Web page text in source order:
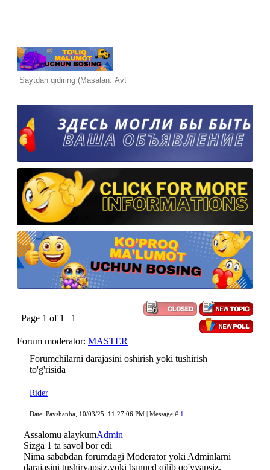
Page 1 of 1 1
Forum moderator: MASTER
Forumchilarni darajasini oshirish yoki tushirish
to'g'risida
Rider
Date: Payshanba, 10/03/25, 11:27:06 PM | Message # 1
Assalomu alaykumAdmin
Sizga 1 ta savol bor edi
Nima sababdan forumdagi Moderator yoki Adminlarni
darajasini tushiryapsiz,yoki banned qilib qo'yyapsiz.